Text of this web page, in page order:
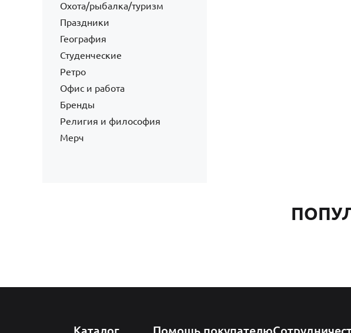
Охота/рыбалка/туризм
Праздники
География
Студенческие
Ретро
Офис и работа
Бренды
Религия и философия
Мерч